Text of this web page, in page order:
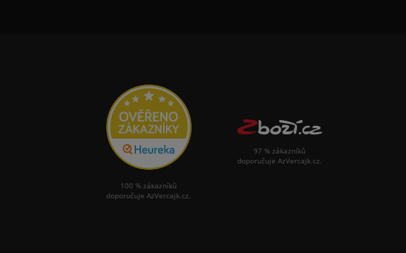
100 % zákazníků
doporučuje AzVercajk.cz.
97 % zákazníků
doporučuje AzVercajk.cz.